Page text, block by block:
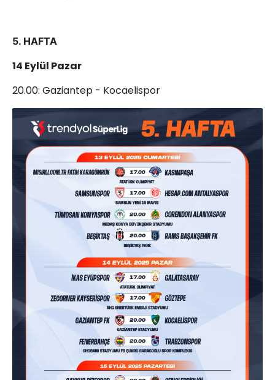
5. HAFTA
14 Eylül Pazar
20.00: Gaziantep - Kocaelispor